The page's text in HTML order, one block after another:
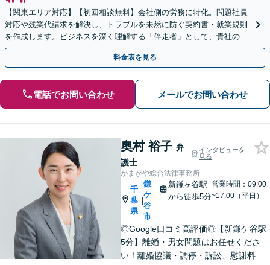
【関東エリア対応】【初回相談無料】会社側の労務に特化。問題社員
対応や残業代請求を解決し、トラブルを未然に防ぐ契約書・就業規則
を作成します。ビジネスを深く理解する「伴走者」として、貴社の利
益と今後の事業成長を守り抜きます。
料金表を見る
電話でお問い合わせ メールでお問い合わせ
奧村 裕子 弁
護士
インタビューを
見る
かまがや総合法律事務所
千
葉
県
|
鎌
ケ
谷
市
新鎌ヶ谷駅
から徒歩5分
営業時間：09:00
~17:00（平日）
◎Google口コミ高評価◎【新鎌ケ谷駅
5分】離婚・男女問題はお任せくださ
い！離婚協議・調停・訴訟、慰謝料、